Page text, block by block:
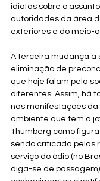
idiotas sobre o
autoridades da área
exteriores e do meio-
A terceira mudança a
eliminação de
que hoje falam pela
diferentes. Assim, há
nas manifestações
ambiente que tem a
Thumberg como
sendo criticada pelas
serviço do ódio (no
diga-se de